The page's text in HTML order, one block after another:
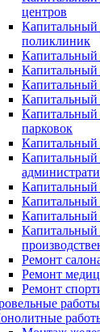
центров
Капитальный
поликлиник
Капитальный
Капитальный
Капитальный
Капитальный
Капитальный
парковок
Капитальный
Капитальный
Капитальный
Капитальный
Капитальный
Капитальный
Ремонт
Ремонт
Ремонт
работы